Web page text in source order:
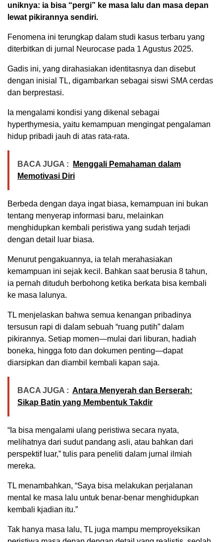
uniknya: ia bisa “pergi” ke masa lalu dan masa depan
lewat pikirannya sendiri.
Fenomena ini terungkap dalam studi kasus terbaru yang
diterbitkan di jurnal Neurocase pada 1 Agustus 2025.
Gadis ini, yang dirahasiakan identitasnya dan disebut
dengan inisial TL, digambarkan sebagai siswi SMA cerdas
dan berprestasi.
Ia mengalami kondisi yang dikenal sebagai
hyperthymesia, yaitu kemampuan mengingat pengalaman
hidup pribadi jauh di atas rata-rata.
BACA JUGA :
Menggali Pemahaman dalam
Memotivasi Diri
Berbeda dengan daya ingat biasa, kemampuan ini bukan
tentang menyerap informasi baru, melainkan
menghidupkan kembali peristiwa yang sudah terjadi
dengan detail luar biasa.
Menurut pengakuannya, ia telah merahasiakan
kemampuan ini sejak kecil. Bahkan saat berusia 8 tahun,
ia pernah dituduh berbohong ketika berkata bisa kembali
ke masa lalunya.
TL menjelaskan bahwa semua kenangan pribadinya
tersusun rapi di dalam sebuah “ruang putih” dalam
pikirannya. Setiap momen—mulai dari liburan, hadiah
boneka, hingga foto dan dokumen penting—dapat
diarsipkan dan diambil kembali kapan saja.
BACA JUGA : Antara Menyerah dan Berserah:
Sikap Batin yang Membentuk Takdir
“Ia bisa mengalami ulang peristiwa secara nyata,
melihatnya dari sudut pandang asli, atau bahkan dari
perspektif luar,” tulis para peneliti dalam jurnal ilmiah
mereka.
TL menambahkan, “Saya bisa melakukan perjalanan
mental ke masa lalu untuk benar-benar menghidupkan
kembali kjadian itu.”
Tak hanya masa lalu, TL juga mampu memproyeksikan